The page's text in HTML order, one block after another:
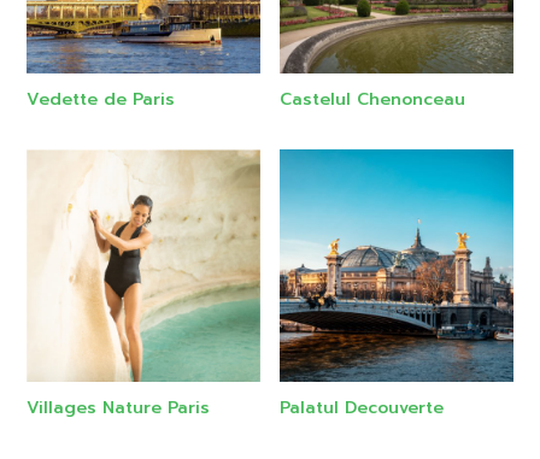
Vedette de Paris Castelul Chenonceau
Villages Nature Paris Palatul Decouverte